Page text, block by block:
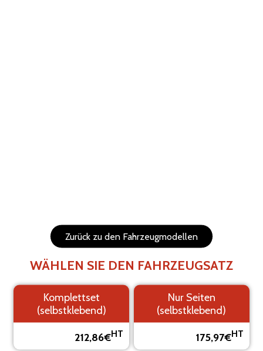
Zurück zu den Fahrzeugmodellen
WÄHLEN SIE DEN FAHRZEUGSATZ
Komplettset
(selbstklebend)
212,86€HT
Nur Seiten
(selbstklebend)
175,97€HT
1.
2. Logo 3. Text
4.
Übersicht